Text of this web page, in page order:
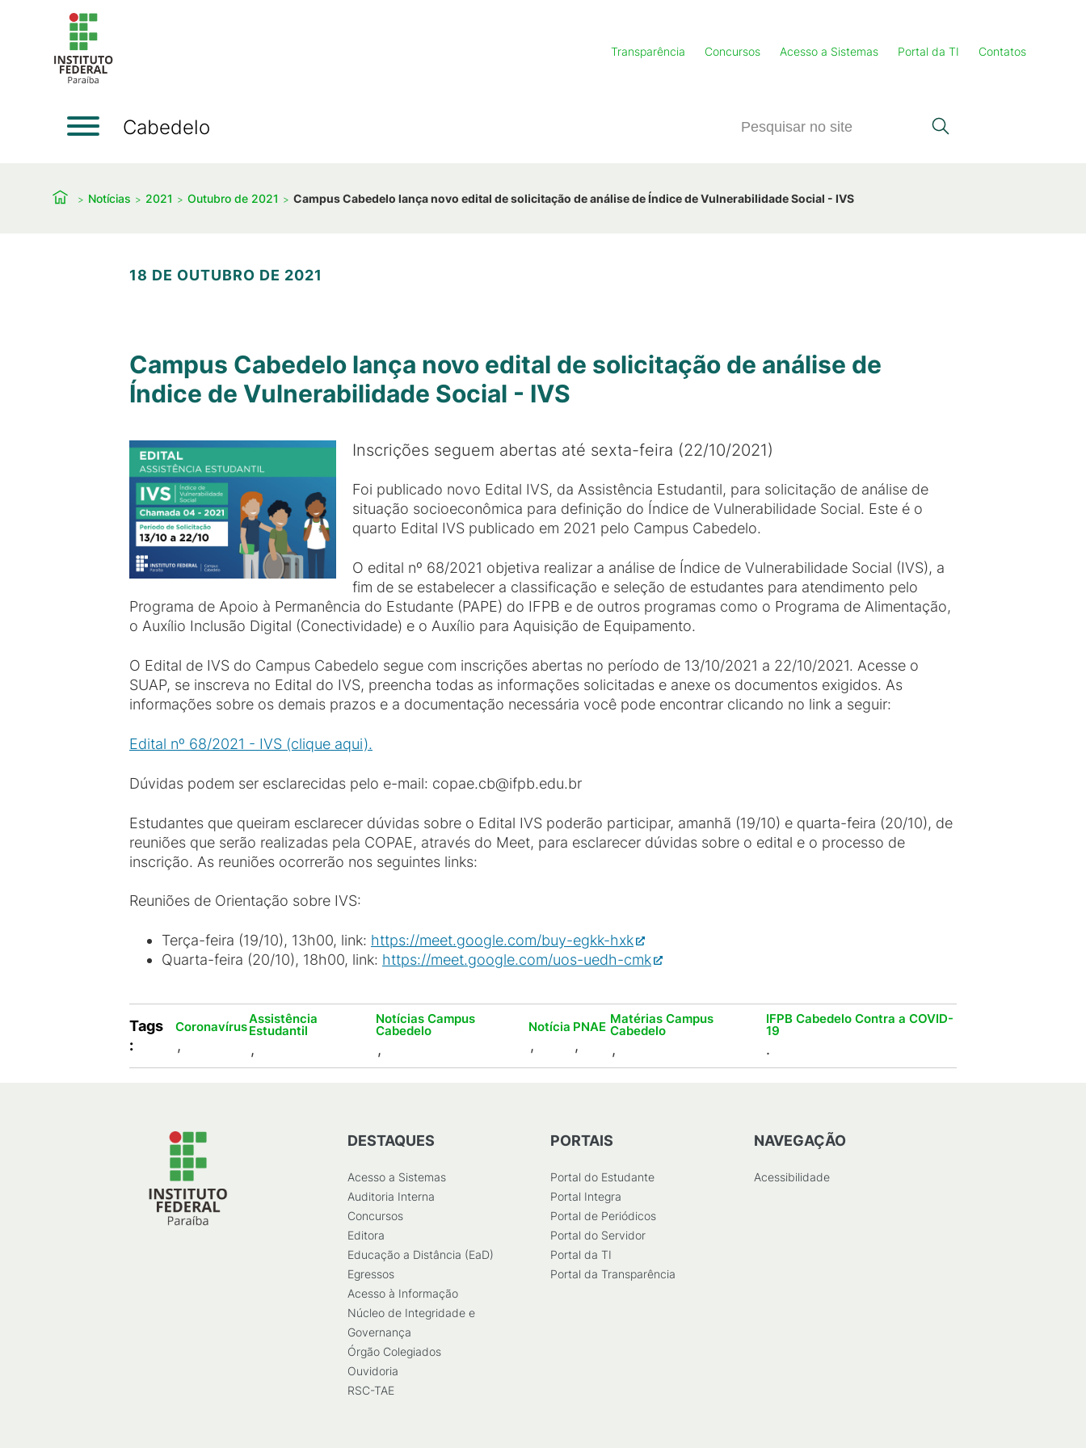
Transparência Concursos Acesso a Sistemas Portal da TI Contatos
Cabedelo
Notícias 2021 Outubro de 2021 Campus Cabedelo lança novo edital de solicitação de análise de Índice de Vulnerabilidade Social - IVS
18 DE OUTUBRO DE 2021
Campus Cabedelo lança novo edital de solicitação de análise de
Índice de Vulnerabilidade Social - IVS
Inscrições seguem abertas até sexta-feira (22/10/2021)
Foi publicado novo Edital IVS, da Assistência Estudantil, para solicitação de análise de
situação socioeconômica para definição do Índice de Vulnerabilidade Social. Este é o
quarto Edital IVS publicado em 2021 pelo Campus Cabedelo.
O edital nº 68/2021 objetiva realizar a análise de Índice de Vulnerabilidade Social (IVS), a
fim de se estabelecer a classificação e seleção de estudantes para atendimento pelo
Programa de Apoio à Permanência do Estudante (PAPE) do IFPB e de outros programas como o Programa de Alimentação,
o Auxílio Inclusão Digital (Conectividade) e o Auxílio para Aquisição de Equipamento.
O Edital de IVS do Campus Cabedelo segue com inscrições abertas no período de 13/10/2021 a 22/10/2021. Acesse o
SUAP, se inscreva no Edital do IVS, preencha todas as informações solicitadas e anexe os documentos exigidos. As
informações sobre os demais prazos e a documentação necessária você pode encontrar clicando no link a seguir:
Edital nº 68/2021 - IVS (clique aqui).
Dúvidas podem ser esclarecidas pelo e-mail: copae.cb@ifpb.edu.br
Estudantes que queiram esclarecer dúvidas sobre o Edital IVS poderão participar, amanhã (19/10) e quarta-feira (20/10), de
reuniões que serão realizadas pela COPAE, através do Meet, para esclarecer dúvidas sobre o edital e o processo de
inscrição. As reuniões ocorrerão nos seguintes links:
Reuniões de Orientação sobre IVS:
Terça-feira (19/10), 13h00, link: https://meet.google.com/buy-egkk-hxk
Quarta-feira (20/10), 18h00, link: https://meet.google.com/uos-uedh-cmk
Tags
:
Coronavírus
,
Assistência
Estudantil
,
Notícias Campus
Cabedelo
,
Notícia
,
PNAE
,
Matérias Campus
Cabedelo
,
IFPB Cabedelo Contra a COVID-
19
.
DESTAQUES
Acesso a Sistemas
Auditoria Interna
Concursos
Editora
Educação a Distância (EaD)
Egressos
Acesso à Informação
Núcleo de Integridade e
Governança
Órgão Colegiados
Ouvidoria
RSC-TAE
PORTAIS
Portal do Estudante
Portal Integra
Portal de Periódicos
Portal do Servidor
Portal da TI
Portal da Transparência
NAVEGAÇÃO
Acessibilidade